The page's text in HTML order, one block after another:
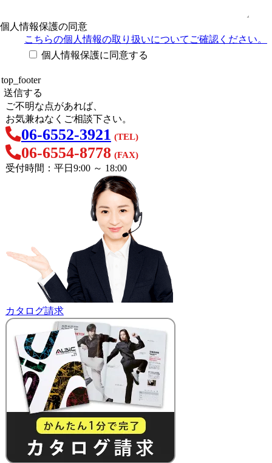
個人情報保護の同意
こちらの個人情報の取り扱いについてご確認ください。
個人情報保護に同意する
ご不明な点があれば、
お気兼ねなくご相談下さい。
06-6552-3921 (TEL)
06-6554-8778 (FAX)
受付時間：平日9:00 ～ 18:00
カタログ請求